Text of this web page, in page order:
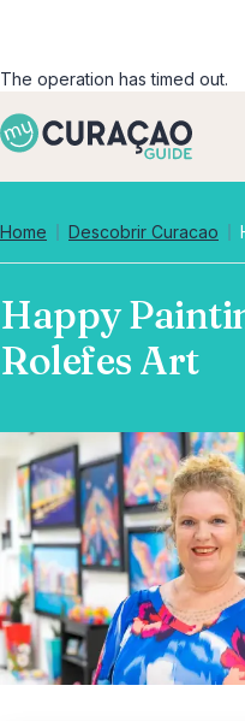
The operation has timed out.
Home Descobrir Curacao
Happy
Rolefes Art